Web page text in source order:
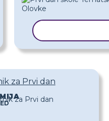
za Prvi dan